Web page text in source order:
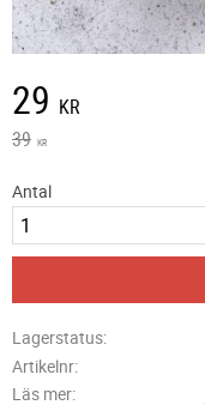
Nedsatt pris:
29 KR
Ordinarie pris:
39 KR
Antal
Lagerstatus
Artikelnr
Läs mer